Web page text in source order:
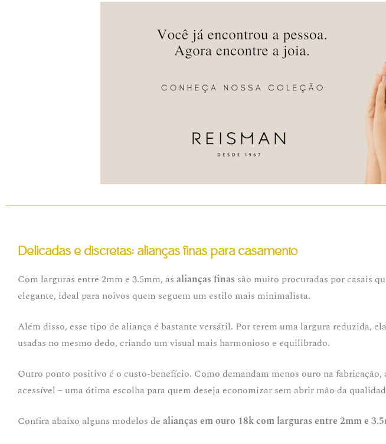
Delicadas e discretas: alianças finas para casamento
Com larguras entre 2mm e 3.5mm, as alianças finas são muito procuradas por casais
elegante, ideal para noivos quem seguem um estilo mais minimalista.
Além disso, esse tipo de aliança é bastante versátil. Por terem uma largura reduzida,
usadas no mesmo dedo, criando um visual mais harmonioso e equilibrado.
Outro ponto positivo é o custo-benefício. Como demandam menos ouro na fabricação,
acessível – uma ótima escolha para quem deseja economizar sem abrir mão da
Confira abaixo alguns modelos de alianças em ouro 18k com larguras entre 2mm e